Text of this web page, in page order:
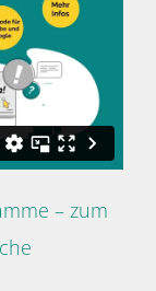
– zum